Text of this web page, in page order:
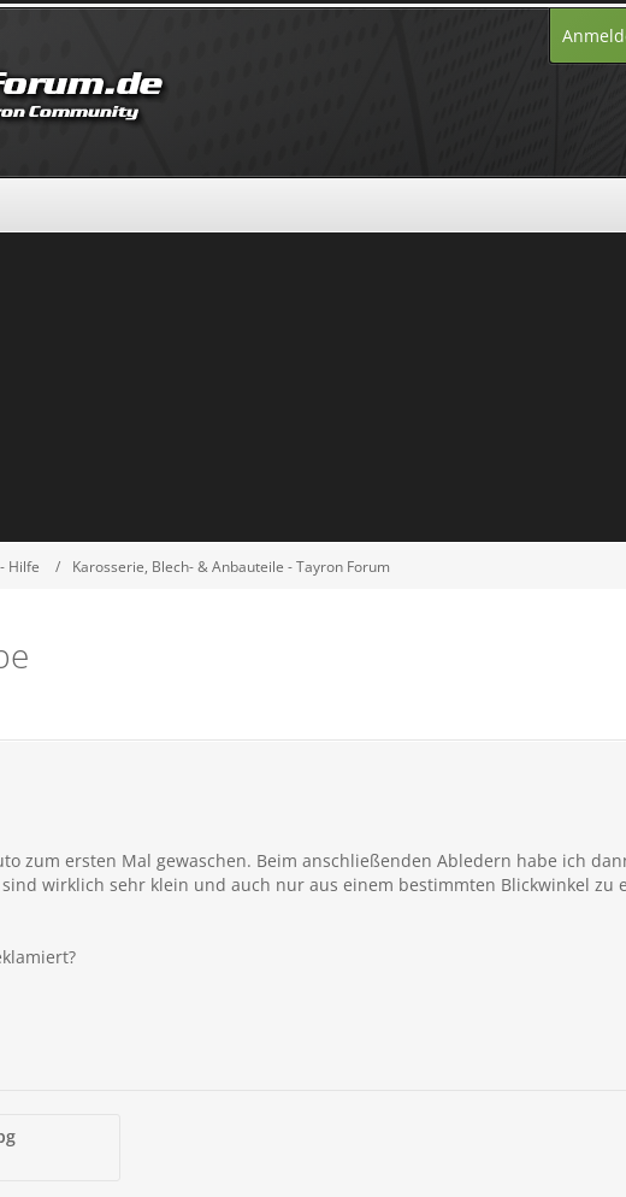
Hilfe Karosserie, Blech- & Anbauteile - Tayron Forum
zum ersten Mal gewaschen. Beim anschließenden Abledern habe ich
sind wirklich sehr klein und auch nur aus einem bestimmten Blickwinkel zu